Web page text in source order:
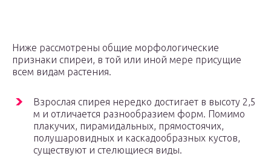
Ниже рассмотрены общие морфологические
признаки спиреи, в той или иной мере присущие
всем видам растения.
Взрослая спирея нередко достигает в высоту 2,5
м и отличается разнообразием форм. Помимо
плакучих, пирамидальных, прямостоячих,
полушаровидных и каскадообразных кустов,
существуют и стелющиеся виды.